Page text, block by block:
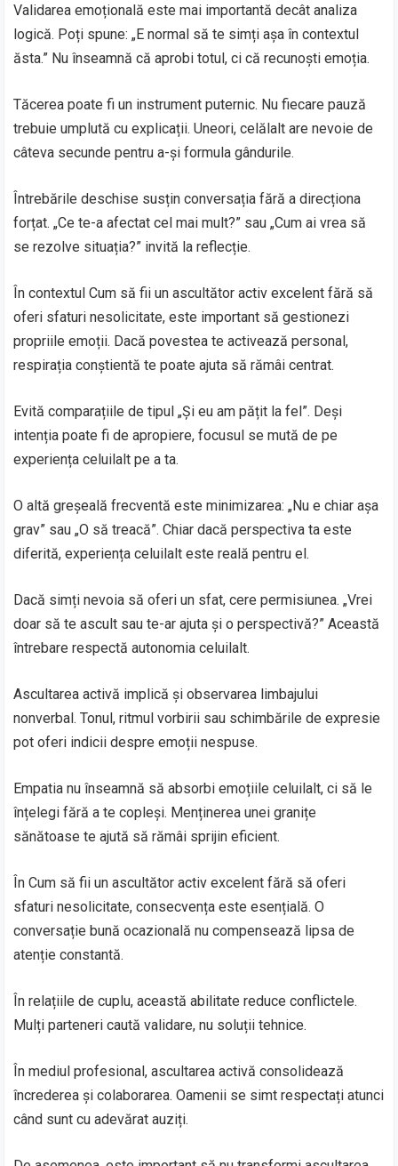
Validarea emoțională este mai importantă decât analiza
logică. Poți spune: „E normal să te simți așa în contextul
ăsta.” Nu înseamnă că aprobi totul, ci că recunoști emoția.
Tăcerea poate fi un instrument puternic. Nu fiecare pauză
trebuie umplută cu explicații. Uneori, celălalt are nevoie de
câteva secunde pentru a-și formula gândurile.
Întrebările deschise susțin conversația fără a direcționa
forțat. „Ce te-a afectat cel mai mult?” sau „Cum ai vrea să
se rezolve situația?” invită la reflecție.
În contextul Cum să fii un ascultător activ excelent fără să
oferi sfaturi nesolicitate, este important să gestionezi
propriile emoții. Dacă povestea te activează personal,
respirația conștientă te poate ajuta să rămâi centrat.
Evită comparațiile de tipul „Și eu am pățit la fel”. Deși
intenția poate fi de apropiere, focusul se mută de pe
experiența celuilalt pe a ta.
O altă greșeală frecventă este minimizarea: „Nu e chiar așa
grav” sau „O să treacă”. Chiar dacă perspectiva ta este
diferită, experiența celuilalt este reală pentru el.
Dacă simți nevoia să oferi un sfat, cere permisiunea. „Vrei
doar să te ascult sau te-ar ajuta și o perspectivă?” Această
întrebare respectă autonomia celuilalt.
Ascultarea activă implică și observarea limbajului
nonverbal. Tonul, ritmul vorbirii sau schimbările de expresie
pot oferi indicii despre emoții nespuse.
Empatia nu înseamnă să absorbi emoțiile celuilalt, ci să le
înțelegi fără a te copleși. Menținerea unei granițe
sănătoase te ajută să rămâi sprijin eficient.
În Cum să fii un ascultător activ excelent fără să oferi
sfaturi nesolicitate, consecvența este esențială. O
conversație bună ocazională nu compensează lipsa de
atenție constantă.
În relațiile de cuplu, această abilitate reduce conflictele.
Mulți parteneri caută validare, nu soluții tehnice.
În mediul profesional, ascultarea activă consolidează
încrederea și colaborarea. Oamenii se simt respectați atunci
când sunt cu adevărat auziți.